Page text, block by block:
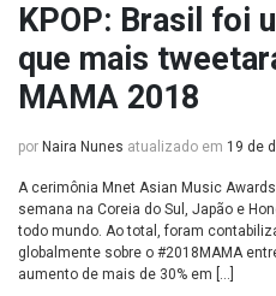
KPOP: Brasil foi
que mais
MAMA 2018
por Naira Nunes atualizado em 19 de
A cerimônia Mnet Asian Music
semana na Coreia do Sul, Japão e
todo mundo. Ao total, foram
globalmente sobre o #2018MAMA
aumento de mais de 30% em […]